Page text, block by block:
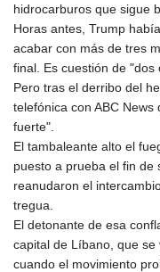
hidrocarburos que sigue
Horas antes, Trump
acabar con más de tres
final. Es cuestión de "dos
Pero tras el derribo del
telefónica con ABC
fuerte".
El tambaleante alto el
puesto a prueba el fin de
reanudaron el
tregua.
El detonante de esa
capital de Líbano, que se
cuando el movimiento